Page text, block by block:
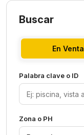
Buscar
En Venta
Palabra clave o ID
Zona o PH